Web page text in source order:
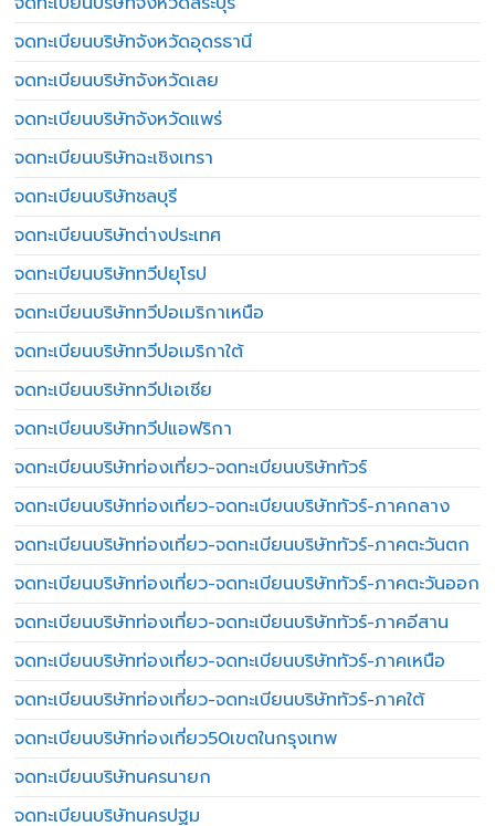
จดทะเบียนบริษัทจังหวัดอุดรธานี
จดทะเบียนบริษัทจังหวัดเลย
จดทะเบียนบริษัทจังหวัดแพร่
จดทะเบียนบริษัทฉะเชิงเทรา
จดทะเบียนบริษัทชลบุรี
จดทะเบียนบริษัทต่างประเทศ
จดทะเบียนบริษัททวีปยุโรป
จดทะเบียนบริษัททวีปอเมริกาเหนือ
จดทะเบียนบริษัททวีปอเมริกาใต้
จดทะเบียนบริษัททวีปเอเชีย
จดทะเบียนบริษัททวีปแอฟริกา
จดทะเบียนบริษัทท่องเที่ยว-จดทะเบียนบริษัททัวร์
จดทะเบียนบริษัทท่องเที่ยว-จดทะเบียนบริษัททัวร์-ภาคกลาง
จดทะเบียนบริษัทท่องเที่ยว-จดทะเบียนบริษัททัวร์-ภาคตะวันตก
จดทะเบียนบริษัทท่องเที่ยว-จดทะเบียนบริษัททัวร์-ภาคตะวันออก
จดทะเบียนบริษัทท่องเที่ยว-จดทะเบียนบริษัททัวร์-ภาคอีสาน
จดทะเบียนบริษัทท่องเที่ยว-จดทะเบียนบริษัททัวร์-ภาคเหนือ
จดทะเบียนบริษัทท่องเที่ยว-จดทะเบียนบริษัททัวร์-ภาคใต้
จดทะเบียนบริษัทท่องเที่ยว50เขตในกรุงเทพ
จดทะเบียนบริษัทนครนายก
จดทะเบียนบริษัทนครปฐม